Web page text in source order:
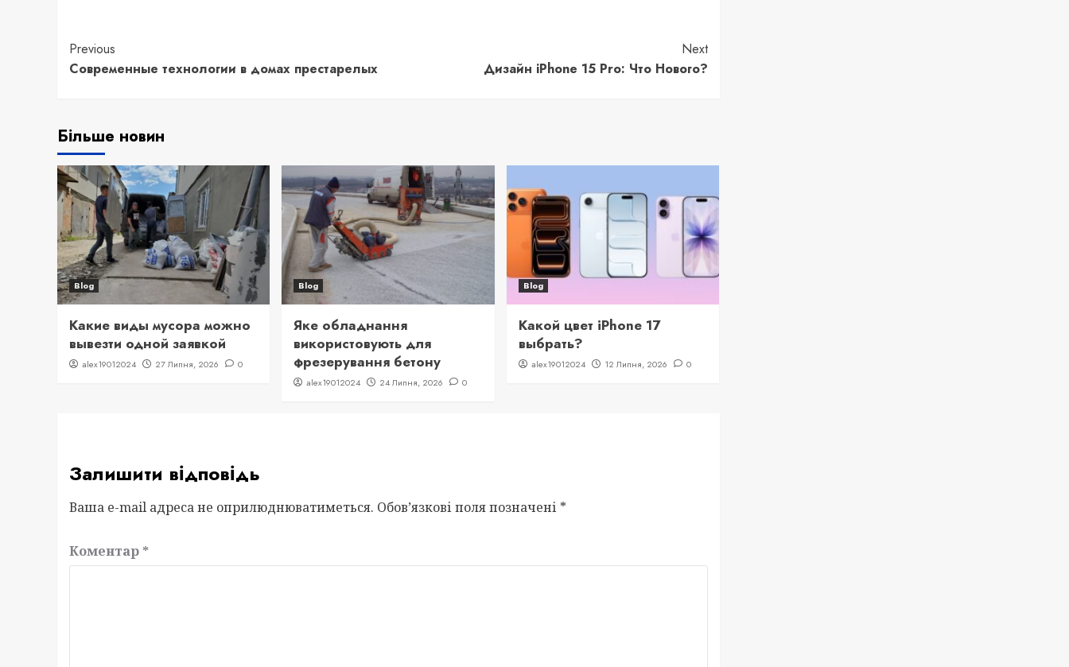
Continue
Reading
Previous
Современные технологии в домах престарелых
Next
Дизайн iPhone 15 Pro: Что Нового?
Більше новин
Blog
Какие виды мусора можно
вывезти одной заявкой
alex19012024 27 Липня, 2026 0
Blog
Яке обладнання
використовують для
фрезерування бетону
alex19012024 24 Липня, 2026 0
Blog
Какой цвет iPhone 17
выбрать?
alex19012024 12 Липня, 2026 0
Залишити відповідь
Ваша e-mail адреса не оприлюднюватиметься. Обов’язкові поля позначені *
Коментар *